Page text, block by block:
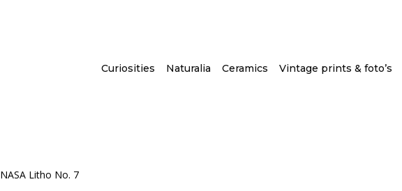
Curiosities Naturalia Ceramics Vintage prints & foto’s
NASA Litho No. 7